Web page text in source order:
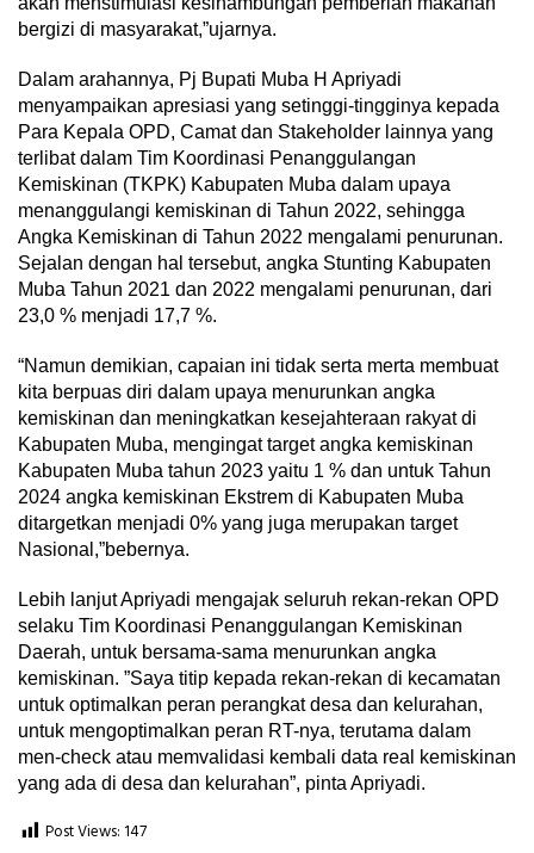
bergizi di masyarakat,”ujarnya.
Dalam arahannya, Pj Bupati Muba H Apriyadi
menyampaikan apresiasi yang setinggi-tingginya kepada
Para Kepala OPD, Camat dan Stakeholder lainnya yang
terlibat dalam Tim Koordinasi Penanggulangan
Kemiskinan (TKPK) Kabupaten Muba dalam upaya
menanggulangi kemiskinan di Tahun 2022, sehingga
Angka Kemiskinan di Tahun 2022 mengalami penurunan.
Sejalan dengan hal tersebut, angka Stunting Kabupaten
Muba Tahun 2021 dan 2022 mengalami penurunan, dari
23,0 % menjadi 17,7 %.
“Namun demikian, capaian ini tidak serta merta membuat
kita berpuas diri dalam upaya menurunkan angka
kemiskinan dan meningkatkan kesejahteraan rakyat di
Kabupaten Muba, mengingat target angka kemiskinan
Kabupaten Muba tahun 2023 yaitu 1 % dan untuk Tahun
2024 angka kemiskinan Ekstrem di Kabupaten Muba
ditargetkan menjadi 0% yang juga merupakan target
Nasional,”bebernya.
Lebih lanjut Apriyadi mengajak seluruh rekan-rekan OPD
selaku Tim Koordinasi Penanggulangan Kemiskinan
Daerah, untuk bersama-sama menurunkan angka
kemiskinan. ”Saya titip kepada rekan-rekan di kecamatan
untuk optimalkan peran perangkat desa dan kelurahan,
untuk mengoptimalkan peran RT-nya, terutama dalam
men-check atau memvalidasi kembali data real kemiskinan
yang ada di desa dan kelurahan”, pinta Apriyadi.
Post Views: 147